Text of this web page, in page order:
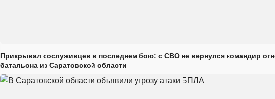
Прикрывал сослуживцев в последнем бою: с СВО не вернулся командир
батальона из Саратовской области